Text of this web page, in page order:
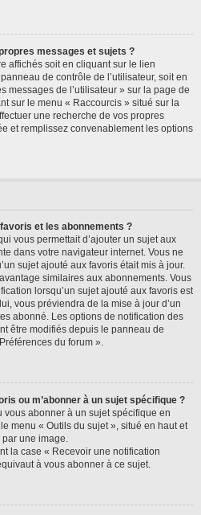
messages et sujets ?
affichés soit en cliquant sur le lien
de contrôle de l’utilisateur, soit en
messages de l’utilisateur » sur la page de
sur le menu « Raccourcis » situé sur la
une recherche de vos propres
et remplissez convenablement les options
et les abonnements ?
vous permettait d’ajouter un sujet aux
dans votre navigateur internet. Vous ne
sujet ajouté aux favoris était mis à jour.
similaires aux abonnements. Vous
lorsqu’un sujet ajouté aux favoris est
vous préviendra de la mise à jour d’un
abonné. Les options de notification des
être modifiés depuis le panneau de
du forum ».
ou m’abonner à un sujet spécifique ?
vous abonner à un sujet spécifique en
menu « Outils du sujet », situé en haut et
une image.
la case « Recevoir une notification
à vous abonner à ce sujet.